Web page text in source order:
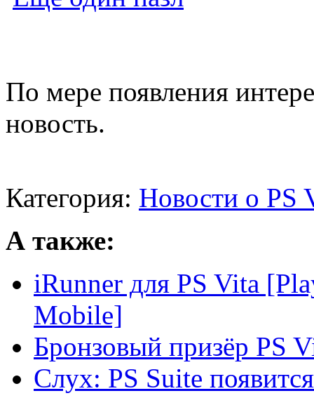
По мере появления
новость.
Категория: Новости о PS
А также:
iRunner для PS Vita
Mobile]
Бронзовый призёр PS
Слух: PS Suite